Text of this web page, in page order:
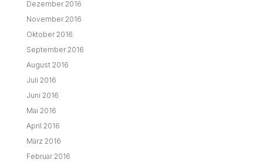
Dezember 2016
November 2016
Oktober 2016
September 2016
August 2016
Juli 2016
Juni 2016
Mai 2016
April 2016
März 2016
Februar 2016